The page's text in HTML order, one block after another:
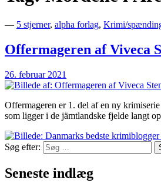
Bech's Books
— 5 stjerner, alpha forlag, Krimi/
Offermageren af Viveca
26. februar 2021
Offermageren er 1. del af en ny
som ligger i de jämtlandske fjelde langt
Søg efter:
Seneste indlæg